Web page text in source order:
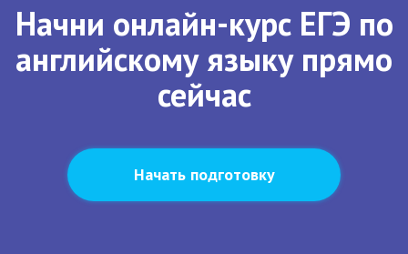
Начни онлайн-курс ЕГЭ по
английскому языку прямо
сейчас
Начать подготовку